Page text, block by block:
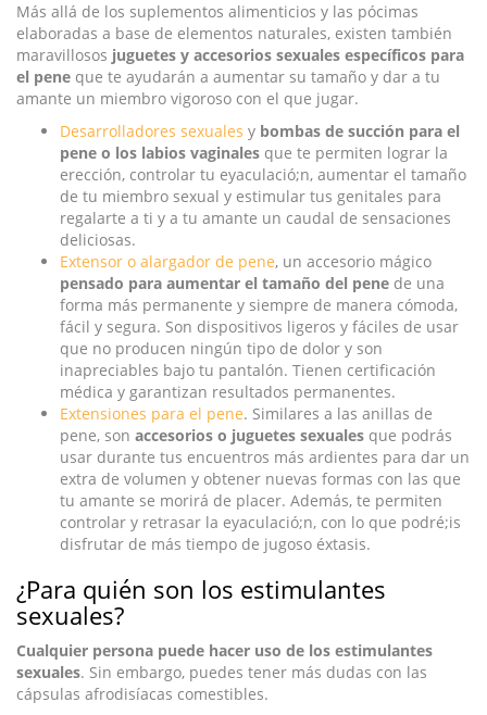
Más allá de los suplementos alimenticios y las pócimas
elaboradas a base de elementos naturales, existen también
maravillosos juguetes y accesorios sexuales específicos para
el pene que te ayudarán a aumentar su tamaño y dar a tu
amante un miembro vigoroso con el que jugar.
Desarrolladores sexuales y bombas de succión para el
pene o los labios vaginales que te permiten lograr la
erección, controlar tu eyaculació;n, aumentar el tamaño
de tu miembro sexual y estimular tus genitales para
regalarte a ti y a tu amante un caudal de sensaciones
deliciosas.
Extensor o alargador de pene, un accesorio mágico
pensado para aumentar el tamaño del pene de una
forma más permanente y siempre de manera cómoda,
fácil y segura. Son dispositivos ligeros y fáciles de usar
que no producen ningún tipo de dolor y son
inapreciables bajo tu pantalón. Tienen certificación
médica y garantizan resultados permanentes.
Extensiones para el pene. Similares a las anillas de
pene, son accesorios o juguetes sexuales que podrás
usar durante tus encuentros más ardientes para dar un
extra de volumen y obtener nuevas formas con las que
tu amante se morirá de placer. Además, te permiten
controlar y retrasar la eyaculació;n, con lo que podré;is
disfrutar de más tiempo de jugoso éxtasis.
¿Para quién son los estimulantes
sexuales?
Cualquier persona puede hacer uso de los estimulantes
sexuales. Sin embargo, puedes tener más dudas con las
cápsulas afrodisíacas comestibles.